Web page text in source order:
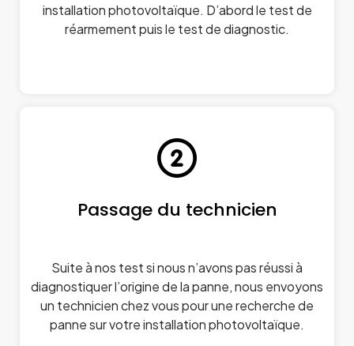
installation photovoltaïque. D’abord le test de
réarmement puis le test de diagnostic.
Passage du technicien
Suite à nos test si nous n’avons pas réussi à
diagnostiquer l’origine de la panne, nous envoyons
un technicien chez vous pour une recherche de
panne sur votre installation photovoltaïque.